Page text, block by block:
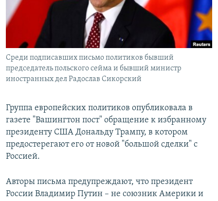
Среди подписавших письмо политиков бывший
председатель польского сейма и бывший министр
иностранных дел Радослав Сикорский
Группа европейских политиков опубликовала в
газете "Вашингтон пост" обращение к избранному
президенту США Дональду Трампу, в котором
предостерегают его от новой "большой сделки" с
Россией.
Авторы письма предупреждают, что президент
России Владимир Путин – не союзник Америки и